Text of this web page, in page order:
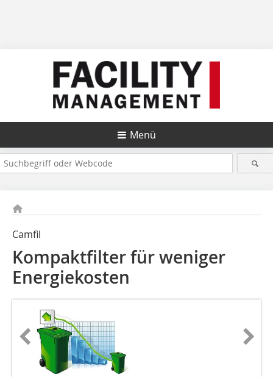
Menü
Camfil
Kompaktfilter für weniger
Energiekosten